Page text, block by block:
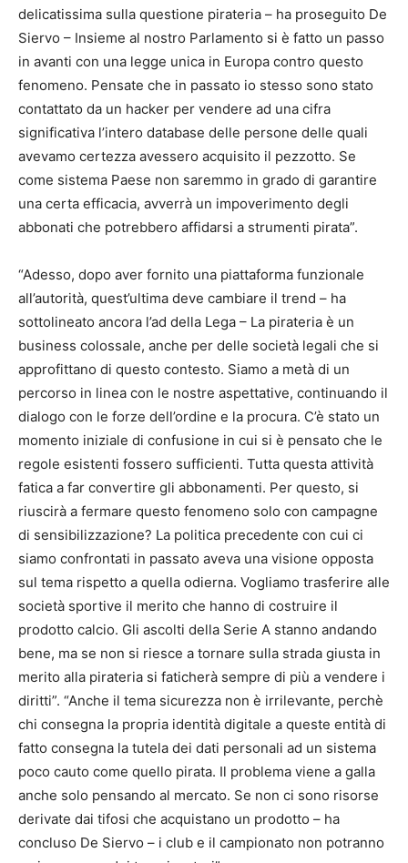
delicatissima sulla questione pirateria – ha proseguito De
Siervo – Insieme al nostro Parlamento si è fatto un passo
in avanti con una legge unica in Europa contro questo
fenomeno. Pensate che in passato io stesso sono stato
contattato da un hacker per vendere ad una cifra
significativa l’intero database delle persone delle quali
avevamo certezza avessero acquisito il pezzotto. Se
come sistema Paese non saremmo in grado di garantire
una certa efficacia, avverrà un impoverimento degli
abbonati che potrebbero affidarsi a strumenti pirata”.
“Adesso, dopo aver fornito una piattaforma funzionale
all’autorità, quest’ultima deve cambiare il trend – ha
sottolineato ancora l’ad della Lega – La pirateria è un
business colossale, anche per delle società legali che si
approfittano di questo contesto. Siamo a metà di un
percorso in linea con le nostre aspettative, continuando il
dialogo con le forze dell’ordine e la procura. C’è stato un
momento iniziale di confusione in cui si è pensato che le
regole esistenti fossero sufficienti. Tutta questa attività
fatica a far convertire gli abbonamenti. Per questo, si
riuscirà a fermare questo fenomeno solo con campagne
di sensibilizzazione? La politica precedente con cui ci
siamo confrontati in passato aveva una visione opposta
sul tema rispetto a quella odierna. Vogliamo trasferire alle
società sportive il merito che hanno di costruire il
prodotto calcio. Gli ascolti della Serie A stanno andando
bene, ma se non si riesce a tornare sulla strada giusta in
merito alla pirateria si faticherà sempre di più a vendere i
diritti”. “Anche il tema sicurezza non è irrilevante, perchè
chi consegna la propria identità digitale a queste entità di
fatto consegna la tutela dei dati personali ad un sistema
poco cauto come quello pirata. Il problema viene a galla
anche solo pensando al mercato. Se non ci sono risorse
derivate dai tifosi che acquistano un prodotto – ha
concluso De Siervo – i club e il campionato non potranno